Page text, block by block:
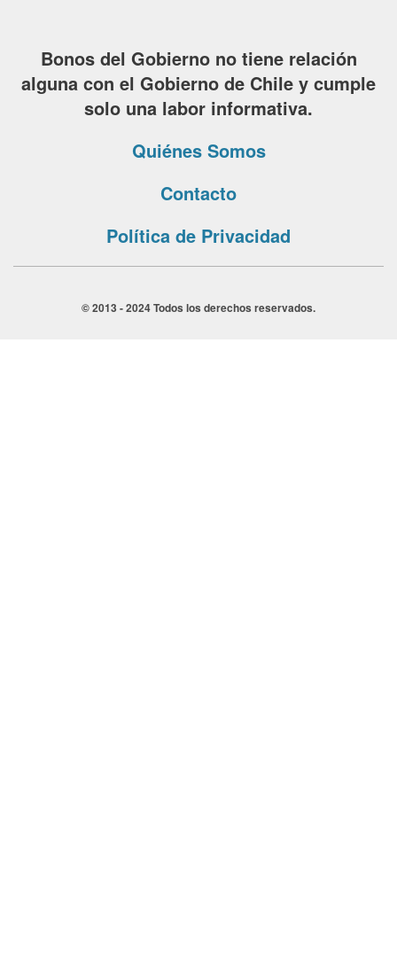
Bonos del Gobierno no tiene relación
alguna con el Gobierno de Chile y cumple
solo una labor informativa.
Quiénes Somos
Contacto
Política de Privacidad
© 2013 - 2024 Todos los derechos reservados.